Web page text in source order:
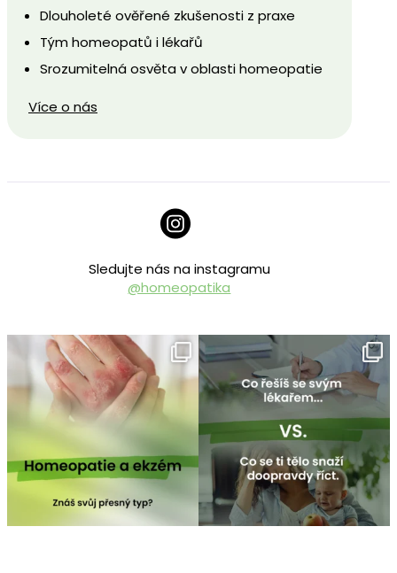
Dlouholeté ověřené zkušenosti z praxe
Tým homeopatů i lékařů
Srozumitelná osvěta v oblasti homeopatie
Více o nás
Sledujte nás na instagramu
@homeopatika
homeopatika.cz
Čvc 25
homeopatika.cz
Čvc 16